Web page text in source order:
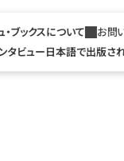
・ブックスについて お問
タビュー日本語で出版さ